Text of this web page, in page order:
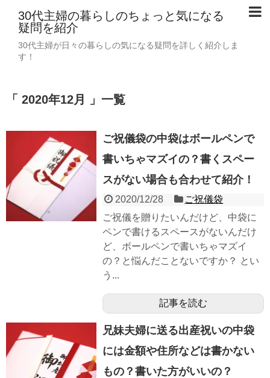
30代主婦の暮らしのちょっと気になる
疑問を紹介
30代主婦が日々の暮らしの気になる疑問を詳しく紹介しま
す！
「 2020年12月 」一覧
ご祝儀袋の中袋はボールペンで
書いちゃマズイの？書くスペー
スがない場合も合わせて紹介！
2020/12/28
ご祝儀袋
ご祝儀を贈りたいんだけど、中袋に
ペンで書けるスペースがないんだけ
ど、ボールペンで書いちゃマズイ
の？と悩んだことないですか？ とい
う...
記事を読む
兄妹夫婦に送る出産祝いの中袋
には金額や住所などは書かない
もの？書いた方がいいの？